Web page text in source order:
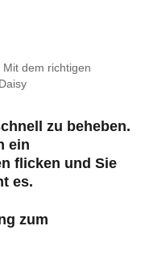
dem richtigen
zu beheben.
ein
flicken und Sie
es.
zum